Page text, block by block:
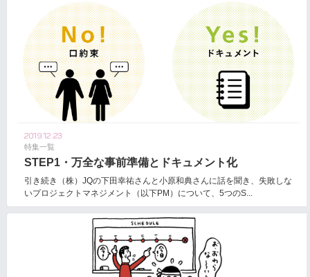
2019.12.23
特集一覧
STEP1・万全な事前準備とドキュメント化
引き続き（株）JQの下田幸祐さんと小原和典さんに話を聞き、失敗しな
いプロジェクトマネジメント（以下PM）について、5つのS...